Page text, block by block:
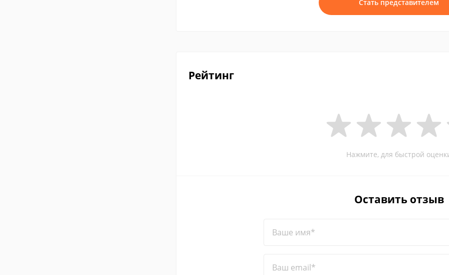
Стать представителем
Рейтинг
Нажмите, для быстрой
Оставить отзыв
Ваше имя*
Ваш email*